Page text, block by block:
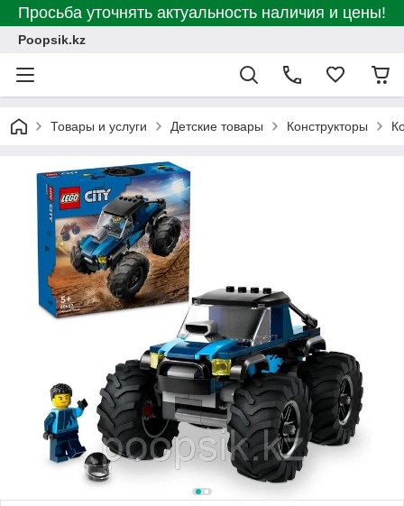
Просьба уточнять актуальность наличия и цены!
Poopsik.kz
Товары и услуги Детские товары Конструкторы